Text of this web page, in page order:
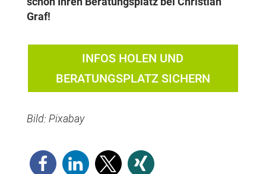
Graf!
INFOS HOLEN UND
BERATUNGSPLATZ SICHERN
Bild: Pixabay